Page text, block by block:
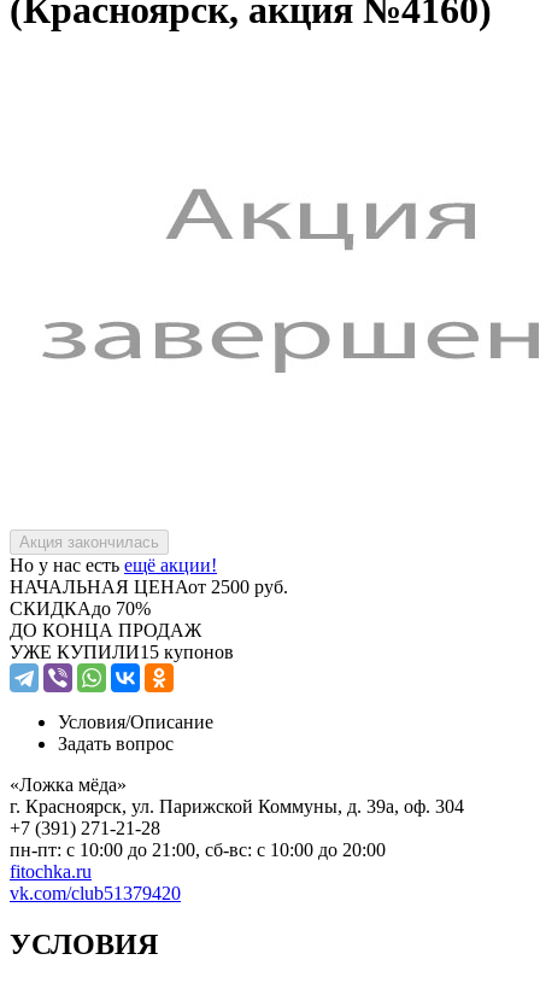
(Красноярск, акция №4160)
Но у нас есть ещё акции!
НАЧАЛЬНАЯ ЦЕНАот 2500 руб.
СКИДКАдо 70%
ДО КОНЦА ПРОДАЖ
УЖЕ КУПИЛИ15 купонов
Условия/Описание
Задать вопрос
«Ложка мёда»
г. Красноярск, ул. Парижской Коммуны, д. 39а, оф. 304
+7 (391) 271-21-28
пн-пт: с 10:00 до 21:00, сб-вс: с 10:00 до 20:00
fitochka.ru
vk.com/club51379420
УСЛОВИЯ